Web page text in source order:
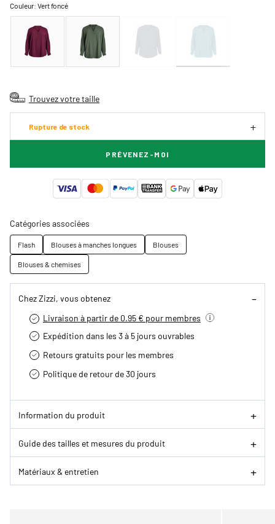
Couleur:Vert foncé
Trouvez votre taille
Rupture de stock
PRÉVENEZ-MOI
Catégories associées
Flash Blouses à manches longues
Blouses
Blouses & chemises
Chez Zizzi, vous obtenez
Livraison à partir de 0.95 € pour membres
Expédition dans les 3 à 5 jours ouvrables
Retours gratuits pour les membres
Politique de retour de 30 jours
Information du produit
Guide des tailles et mesures du produit
Matériaux & entretien